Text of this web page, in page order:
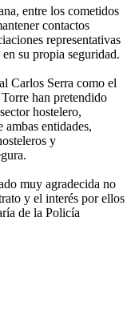
entre los cometidos
contactos
representativas
su propia seguridad.
Carlos Serra como el
han pretendido
hostelero,
entidades,
y
muy agradecida no
y el interés por ellos
de la Policía